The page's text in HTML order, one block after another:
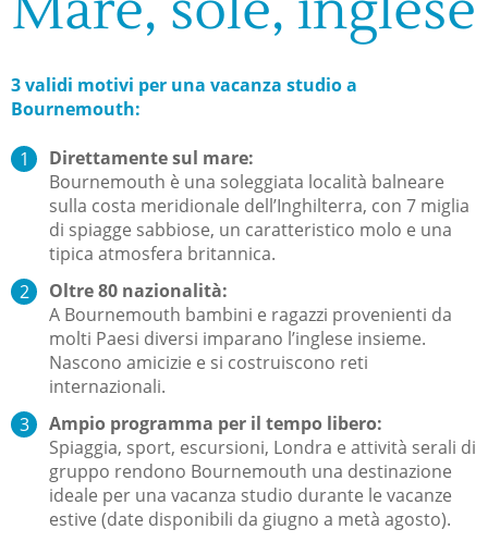
3 validi motivi per una vacanza studio a
Bournemouth:
Direttamente sul mare:
Bournemouth è una soleggiata località balneare
sulla costa meridionale dell’Inghilterra, con 7 miglia
di spiagge sabbiose, un caratteristico molo e una
tipica atmosfera britannica.
Oltre 80 nazionalità:
A Bournemouth bambini e ragazzi provenienti da
molti Paesi diversi imparano l’inglese insieme.
Nascono amicizie e si costruiscono reti
internazionali.
Ampio programma per il tempo libero:
Spiaggia, sport, escursioni, Londra e attività serali di
gruppo rendono Bournemouth una destinazione
ideale per una vacanza studio durante le vacanze
estive (date disponibili da giugno a metà agosto).